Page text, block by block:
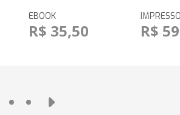
EBOOK
R$ 35,50
IMPRESSO
R$